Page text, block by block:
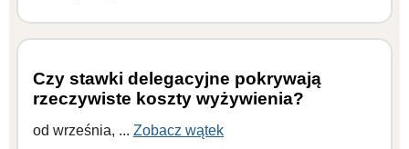
Czy stawki delegacyjne pokrywają
rzeczywiste koszty wyżywienia?
od września, ... Zobacz wątek